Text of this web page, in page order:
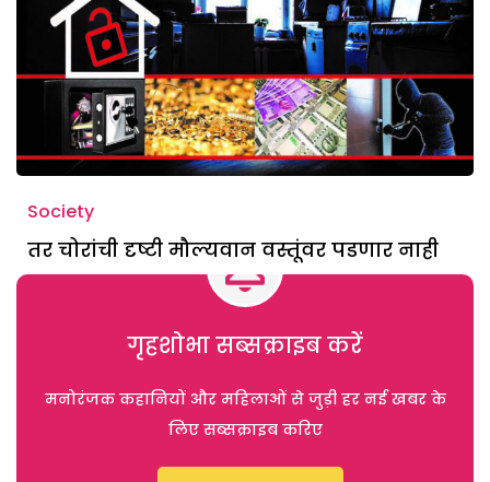
Society
तर चोरांची दृष्टी मौल्यवान वस्तूंवर पडणार नाही
गृहशोभा सब्सक्राइब करें
मनोरंजक कहानियों और महिलाओं से जुड़ी हर नई खबर के
लिए सब्सक्राइब करिए